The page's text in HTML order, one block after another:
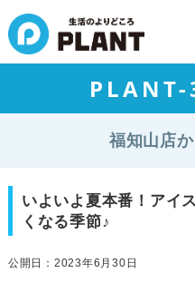
PLANT-
福知山店
いよいよ夏本番！アイ
くなる季節♪
公開日：2023年6月30日